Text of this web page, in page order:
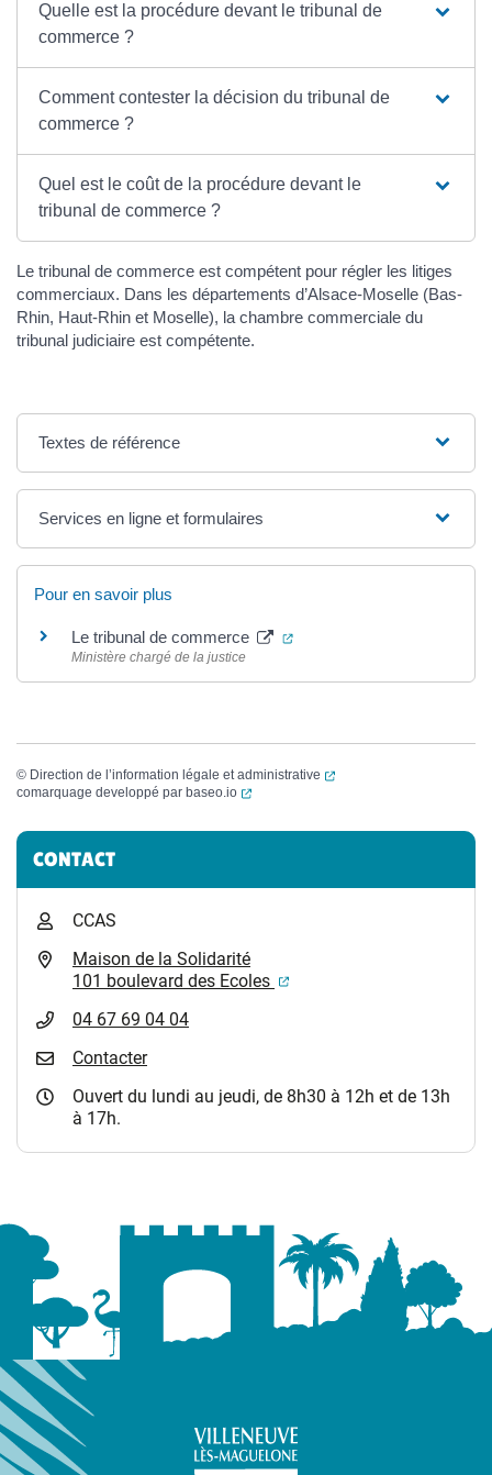
Quelle est la procédure devant le tribunal de
commerce ?
Comment contester la décision du tribunal de
commerce ?
Quel est le coût de la procédure devant le
tribunal de commerce ?
Le tribunal de commerce est compétent pour régler les litiges
commerciaux. Dans les départements d’Alsace-Moselle (Bas-
Rhin, Haut-Rhin et Moselle), la chambre commerciale du
tribunal judiciaire est compétente.
Textes de référence
Services en ligne et formulaires
Pour en savoir plus
Le tribunal de commerce (ouverture dans un nouvel
Ministère chargé de la justice
© Direction de l’information légale et administrative
(ouverture dans un
comarquage developpé par baseo.io (ouverture dans un nouvel onglet)
Informations complémentaires
CONTACT
CCAS
Maison de la Solidarité
101 boulevard des Ecoles
(ouverture dans un
04 67 69 04 04
Contacter
Ouvert du lundi au jeudi, de 8h30 à 12h et de 13h
à 17h.